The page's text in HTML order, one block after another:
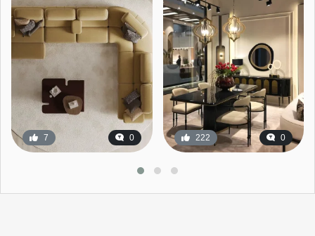
7 0 222 0